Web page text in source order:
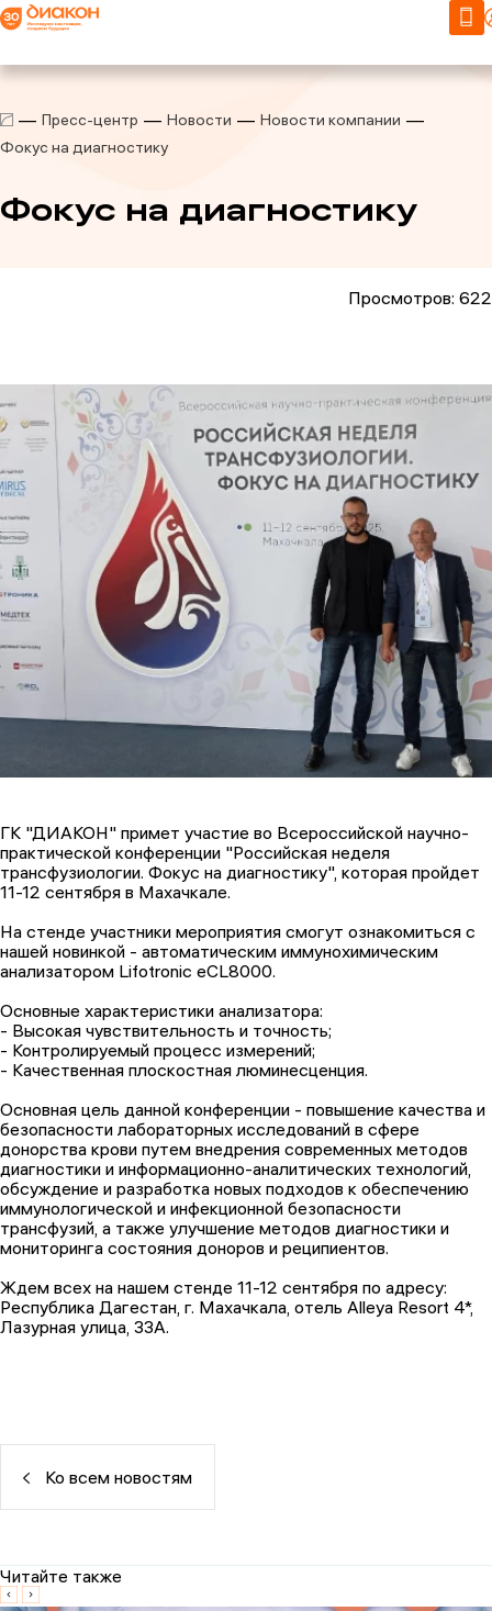
Пресс-центр Новости
Новости компании
Фокус на диагностику
Фокус на диагностику
Просмотров: 622
ГК "ДИАКОН" примет участие во Всероссийской научно-
практической конференции "Российская неделя
трансфузиологии. Фокус на диагностику", которая пройдет
11-12 сентября в Махачкале.
На стенде участники мероприятия смогут ознакомиться с
нашей новинкой - автоматическим иммунохимическим
анализатором Lifotronic eCL8000.
Основные характеристики анализатора:
- Высокая чувствительность и точность;
- Контролируемый процесс измерений;
- Качественная плоскостная люминесценция.
Основная цель данной конференции - повышение качества и
безопасности лабораторных исследований в сфере
донорства крови путем внедрения современных методов
диагностики и информационно-аналитических технологий,
обсуждение и разработка новых подходов к обеспечению
иммунологической и инфекционной безопасности
трансфузий, а также улучшение методов диагностики и
мониторинга состояния доноров и реципиентов.
Ждем всех на нашем стенде 11-12 сентября по адресу:
Республика Дагестан, г. Махачкала, отель Alleya Resort 4*,
Лазурная улица, 33А.
Ко всем новостям
Читайте также